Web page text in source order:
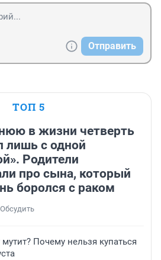
Отправить
ТОП 5
в жизни четверть
лишь с одной
Родители
про сына, который
боролся с раком
Обсудить
мутит? Почему нельзя купаться